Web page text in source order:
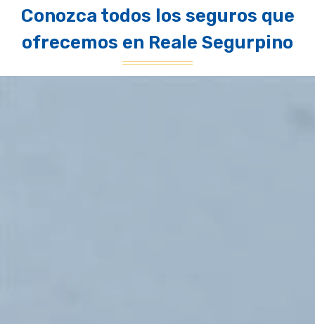
Conozca todos los seguros que
ofrecemos en Reale Segurpino